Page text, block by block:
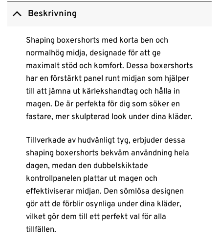
Beskrivning
Shaping boxershorts med korta ben och
normalhög midja, designade för att ge
maximalt stöd och komfort. Dessa boxershorts
har en förstärkt panel runt midjan som hjälper
till att jämna ut kärlekshandtag och hålla in
magen. De är perfekta för dig som söker en
fastare, mer skulpterad look under dina kläder.
Tillverkade av hudvänligt tyg, erbjuder dessa
shaping boxershorts bekväm användning hela
dagen, medan den dubbelskiktade
kontrollpanelen plattar ut magen och
effektiviserar midjan. Den sömlösa designen
gör att de förblir osynliga under dina kläder,
vilket gör dem till ett perfekt val för alla
tillfällen.